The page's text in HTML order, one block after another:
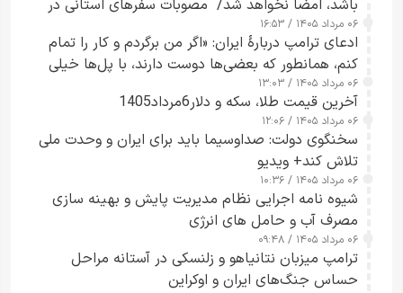
باشد، امضا نخواهد شد/ مصوبات سفرهای استانی در
چارچوب قانون بودجه است+ عکس
۰۶ مرداد ۱۴۰۵ / ۱۶:۵۳
ادعای ترامپ دربارهٔ ایران: «اگر من برگردم و کار را تمام
کنم، همانطور که بعضی‌ها دوست دارند، با پل‌ها خیلی
راحت می‌توانم بیشتر پل‌هایشان را در کمتر از یک
ساعت از بین ببرم+ ویدیو
۰۶ مرداد ۱۴۰۵ / ۱۳:۰۳
آخرین قیمت طلا، سکه و دلار6مرداد1405
۰۶ مرداد ۱۴۰۵ / ۱۲:۰۶
سخنگوی دولت: صداوسیما باید برای ایران و وحدت ملی
تلاش کند+ ویدیو
۰۶ مرداد ۱۴۰۵ / ۱۰:۳۶
شیوه نامه اجرایی نظام مدیریت پایش و بهینه سازی
مصرف آب و حامل های انرژی
۰۶ مرداد ۱۴۰۵ / ۰۹:۴۸
ترامپ میزبان نتانیاهو و زلنسکی در آستانه مراحل
حساس جنگ‌های ایران و اوکراین